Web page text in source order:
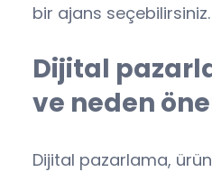
bir ajans seçebilirsiniz.
Dijital
ve neden
Dijital pazarlama,